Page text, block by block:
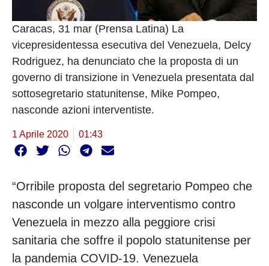
Caracas, 31 mar (Prensa Latina) La
vicepresidentessa esecutiva del Venezuela, Delcy
Rodriguez, ha denunciato che la proposta di un
governo di transizione in Venezuela presentata dal
sottosegretario statunitense, Mike Pompeo,
nasconde azioni interventiste.
1 Aprile 2020 01:43
“Orribile proposta del segretario Pompeo che
nasconde un volgare interventismo contro
Venezuela in mezzo alla peggiore crisi
sanitaria che soffre il popolo statunitense per
la pandemia COVID-19. Venezuela